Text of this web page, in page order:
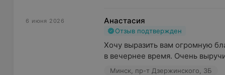
операции по сохранению зубов;
исправления прикуса;
рентген-диагностика.
6 июня 2026 Анастасия
Отзыв подтвержден
Хочу выразить вам огромную
в вечернее время. Очень
Минск, пр-т Дзержинского, 3Б